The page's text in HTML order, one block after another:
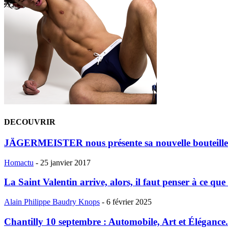
DECOUVRIR
JÄGERMEISTER nous présente sa nouvelle
Homactu - 25 janvier 2017
La Saint Valentin arrive, alors, il faut penser à ce
Alain Philippe Baudry Knops - 6 février 2025
Chantilly 10 septembre : Automobile, Art et Élégance.